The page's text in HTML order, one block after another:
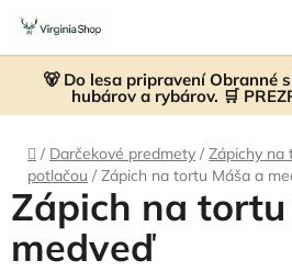
Prejsť
obsah
🐻 Do lesa pripravení Obranné
hubárov a rybárov. 🛒
Domov
/ Darčekové predmety / Zápichy na
potlačou / Zápich na tortu Máša a
Zápich na
medveď